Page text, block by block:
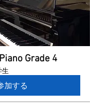
Grade 4
生
加する